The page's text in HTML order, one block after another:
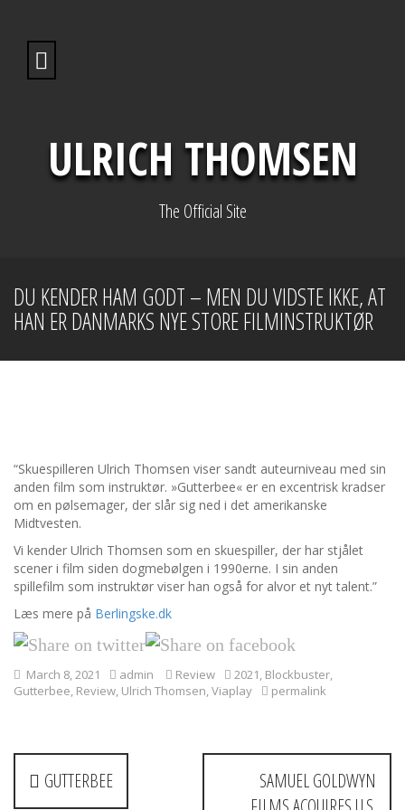
ULRICH THOMSEN
The Official Site
DU KENDER HAM GODT – MEN DU VIDSTE IKKE, AT
HAN ER DANMARKS NYE STORE FILMINSTRUKTØR
“Skuespilleren Ulrich Thomsen viser sandt auteurniveau med sin
anden film som instruktør. »Gutterbee« er en excentrisk kradser
om en pølsemager, der slår sig ned i det amerikanske
Midtvesten.
Vi kender Ulrich Thomsen som en skuespiller, der har stjålet
scener i film siden dogmebølgen i 1990erne. I sin anden
spillefilm som instruktør viser han også for alvor et nyt talent.”
Læs mere på Berlingske.dk
March 8, 2021 admin Review 2021, Blockbuster,
Gutterbee, Review, Ulrich Thomsen,Viaplay permalink
P GUTTERBEE
SAMUEL GOLDWYN